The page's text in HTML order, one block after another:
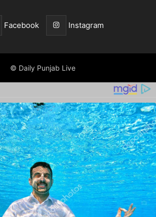
Facebook Instagram
© Daily Punjab Live